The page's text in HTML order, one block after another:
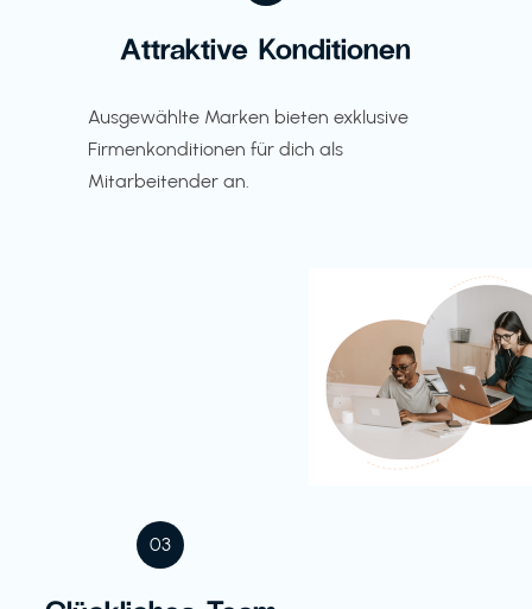
Attraktive Konditionen
Ausgewählte Marken bieten exklusive
Firmenkonditionen für dich als
Mitarbeitender an.
03